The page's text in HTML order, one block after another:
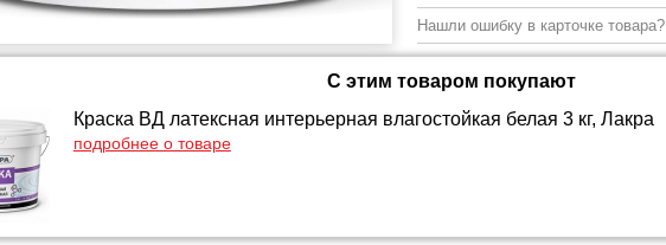
Нашли ошибку в карточке товара?
С этим товаром покупают
Краска ВД латексная интерьерная влагостойкая белая 3 кг, Лакра
подробнее о товаре